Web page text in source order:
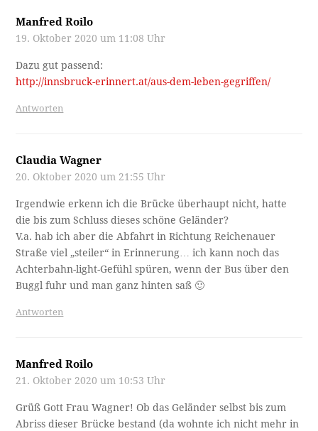
Manfred Roilo
19. Oktober 2020 um 11:08 Uhr
Dazu gut passend:
http://innsbruck-erinnert.at/aus-dem-leben-gegriffen/
Antworten
Claudia Wagner
20. Oktober 2020 um 21:55 Uhr
Irgendwie erkenn ich die Brücke überhaupt nicht, hatte
die bis zum Schluss dieses schöne Geländer?
V.a. hab ich aber die Abfahrt in Richtung Reichenauer
Straße viel „steiler“ in Erinnerung… ich kann noch das
Achterbahn-light-Gefühl spüren, wenn der Bus über den
Buggl fuhr und man ganz hinten saß 🙂
Antworten
Manfred Roilo
21. Oktober 2020 um 10:53 Uhr
Grüß Gott Frau Wagner! Ob das Geländer selbst bis zum
Abriss dieser Brücke bestand (da wohnte ich nicht mehr in